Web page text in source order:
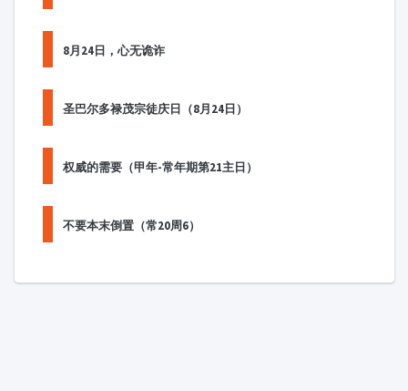
8月24日，心无诡诈
圣巴尔多禄茂宗徒庆日（8月24日）
权威的需要（甲年-常年期第21主日）
不要本末倒置（常20周6）